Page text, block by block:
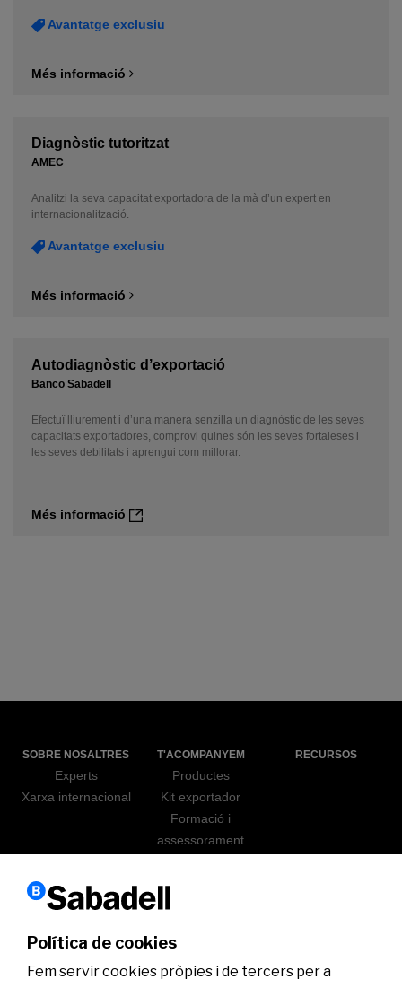
Avantatge exclusiu
Més informació
Diagnòstic tutoritzat
AMEC
Analitzi la seva capacitat exportadora de la mà d’un expert en
internacionalització.
Avantatge exclusiu
Més informació
Autodiagnòstic d’exportació
Banco Sabadell
Efectuï lliurement i d’una manera senzilla un diagnòstic de les seves
capacitats exportadores, comprovi quines són les seves fortaleses i
les seves debilitats i aprengui com millorar.
Més informació
SOBRE NOSALTRES
Experts
Xarxa internacional
T'ACOMPANYEM
Productes
Kit exportador
Formació i
assessorament
RECURSOS
ACTUALITAT
Política de cookies
Fem servir cookies pròpies i de tercers per a